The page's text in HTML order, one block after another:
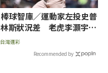
棒球智庫／運動家左投史普
林斯狀況差 老虎李灝宇+2
台灣運彩
Recommended by